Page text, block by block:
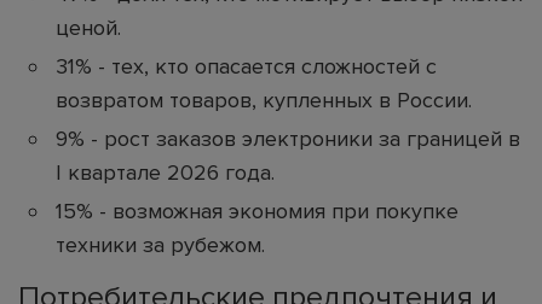
ценой.
31% - тех, кто опасается сложностей с
возвратом товаров, купленных в России.
9% - рост заказов электроники за границей в
I квартале 2026 года.
15% - возможная экономия при покупке
техники за рубежом.
Потребительские предпочтения и